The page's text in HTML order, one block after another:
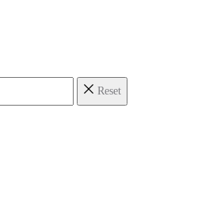
Reset